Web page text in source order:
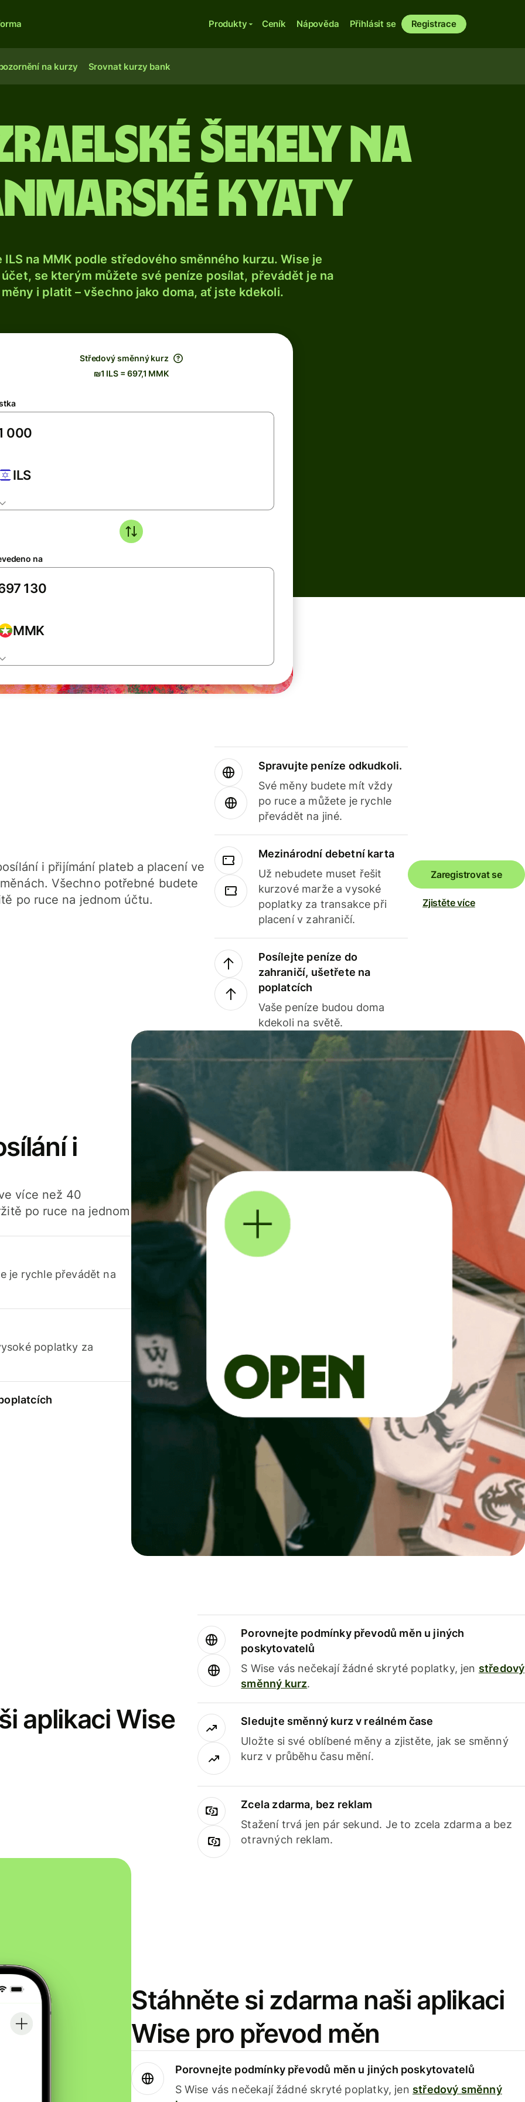
Produkty Ceník Nápověda Přihlásit se Registrace
na kurzy Srovnat kurzy bank
šekely na
kyaty
ILS na MMK podle středového směnného kurzu. Wise je
se kterým můžete své peníze posílat, převádět je na
i platit – všechno jako doma, ať jste kdekoli.
Středový směnný kurz
₪1 ILS = 697,1 MMK
ILS
na
MMK
i přijímání plateb a placení ve
Všechno potřebné budete
po ruce na jednom účtu.
Spravujte peníze odkudkoli.
Své měny budete mít vždy
po ruce a můžete je rychle
převádět na jiné.
Mezinárodní debetní karta
Už nebudete muset řešit
kurzové marže a vysoké
poplatky za transakce při
placení v zahraničí.
Posílejte peníze do
zahraničí, ušetřete na
poplatcích
Vaše peníze budou doma
kdekoli na světě.
Zaregistrovat se
Zjistěte více
i
více než 40
po ruce na jednom
je rychle převádět na
poplatky za
aplikaci Wise
Porovnejte podmínky převodů měn u jiných
poskytovatelů
S Wise vás nečekají žádné skryté poplatky, jen středový
směnný kurz.
Sledujte směnný kurz v reálném čase
Uložte si své oblíbené měny a zjistěte, jak se směnný
kurz v průběhu času mění.
Zcela zdarma, bez reklam
Stažení trvá jen pár sekund. Je to zcela zdarma a bez
otravných reklam.
Stáhněte si zdarma naši aplikaci
Wise pro převod měn
Porovnejte podmínky převodů měn u jiných poskytovatelů
S Wise vás nečekají žádné skryté poplatky, jen středový směnný